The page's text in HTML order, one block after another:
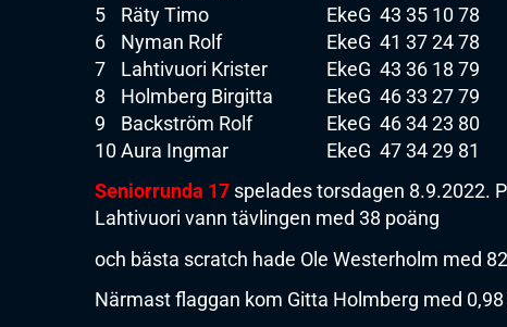
5
Räty Timo EkeG 43 35 1078
6
Nyman Rolf EkeG 41 372478
7
Lahtivuori Krister EkeG 43 36 18 79
8
Holmberg Birgitta EkeG 4633 2779
9
Backström Rolf EkeG 463423 80
10Aura Ingmar EkeG 473429 81
Seniorrunda 17 spelades torsdagen 8.9.2022.
Lahtivuori vann tävlingen med 38 poäng
och bästa scratch hade Ole Westerholm med
Närmast flaggan kom Gitta Holmberg med